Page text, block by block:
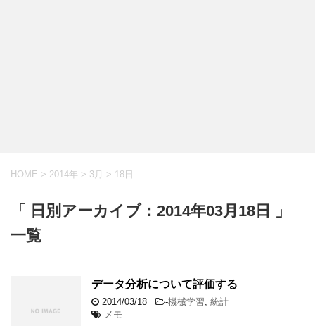
HOME > 2014年 > 3月 > 18日
「 日別アーカイブ：2014年03月18日 」
一覧
データ分析について評価する
2014/03/18 -機械学習 統計
メモ